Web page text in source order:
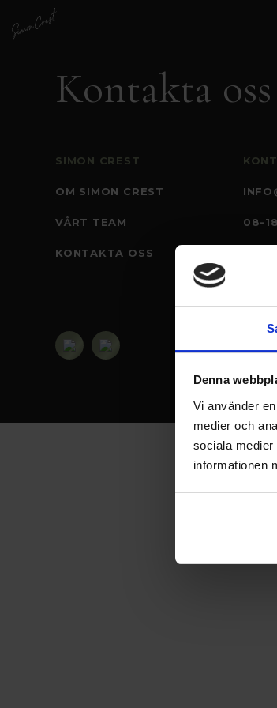
Denna
Vi använder
medier och
sociala
informationen
Kontakta oss
SIMON CREST
OM SIMON CREST
VÅRT TEAM
KONTAKTA OSS
08-